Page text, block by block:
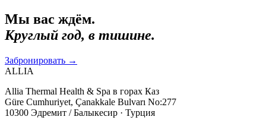
Мы вас ждём.
Круглый год, в тишине.
Забронировать →
ALLIA
Allia Thermal Health & Spa в горах Каз
Güre Cumhuriyet, Çanakkale Bulvarı No:277
10300 Эдремит / Балыкесир · Турция